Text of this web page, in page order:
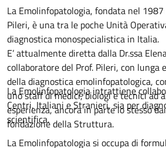
Descrizione
La Emolinfopatologia, fondata nel
Pileri, è una tra le poche Unità
diagnostica monospecialistica in Italia.
E’ attualmente diretta dalla Dr.ssa
collaboratore del Prof. Pileri, con lunga
della diagnostica emolinfopatologica,
uno staff di medici, biologi e tecnici ad
esperienza, ancora in parte lo stesso
fondazione della Struttura.
La Emolinfopatologia intrattiene
Centri, Italiani e Stranieri, sia per
scientifica.
La Emolinfopatologia si occupa di